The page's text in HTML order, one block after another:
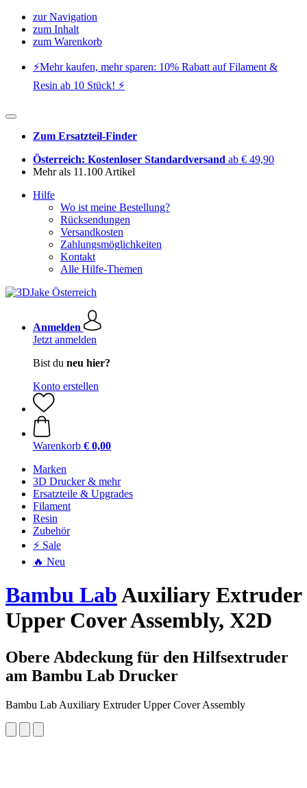
zur Navigation
zum Inhalt
zum Warenkorb
⚡️Mehr kaufen, mehr sparen: 10% Rabatt auf Filament &
Resin ab 10 Stück! ⚡️
Zum Ersatzteil-Finder
Österreich: Kostenloser Standardversand ab € 49,90
Mehr als 11.100 Artikel
Hilfe
Wo ist meine Bestellung?
Rücksendungen
Versandkosten
Zahlungsmöglichkeiten
Kontakt
Alle Hilfe-Themen
Anmelden
Jetzt anmelden
Bist du neu hier?
Konto erstellen
Warenkorb € 0,00
Marken
3D Drucker & mehr
Ersatzteile & Upgrades
Filament
Resin
Zubehör
⚡ Sale
🔥 Neu
Bambu LabAuxiliary Extruder
Upper Cover Assembly, X2D
Obere Abdeckung für den Hilfsextruder
am Bambu Lab Drucker
Bambu Lab Auxiliary Extruder Upper Cover Assembly